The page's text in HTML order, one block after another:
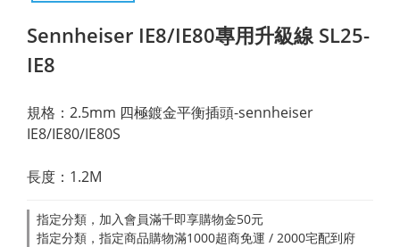
Sennheiser IE8/IE80專用升級線 SL25-
IE8
規格：2.5mm 四極鍍金平衡插頭-sennheiser
IE8/IE80/IE80S
長度：1.2M
指定分類，加入會員滿千即享購物金50元
指定分類，指定商品購物滿1000超商免運 / 2000宅配到府